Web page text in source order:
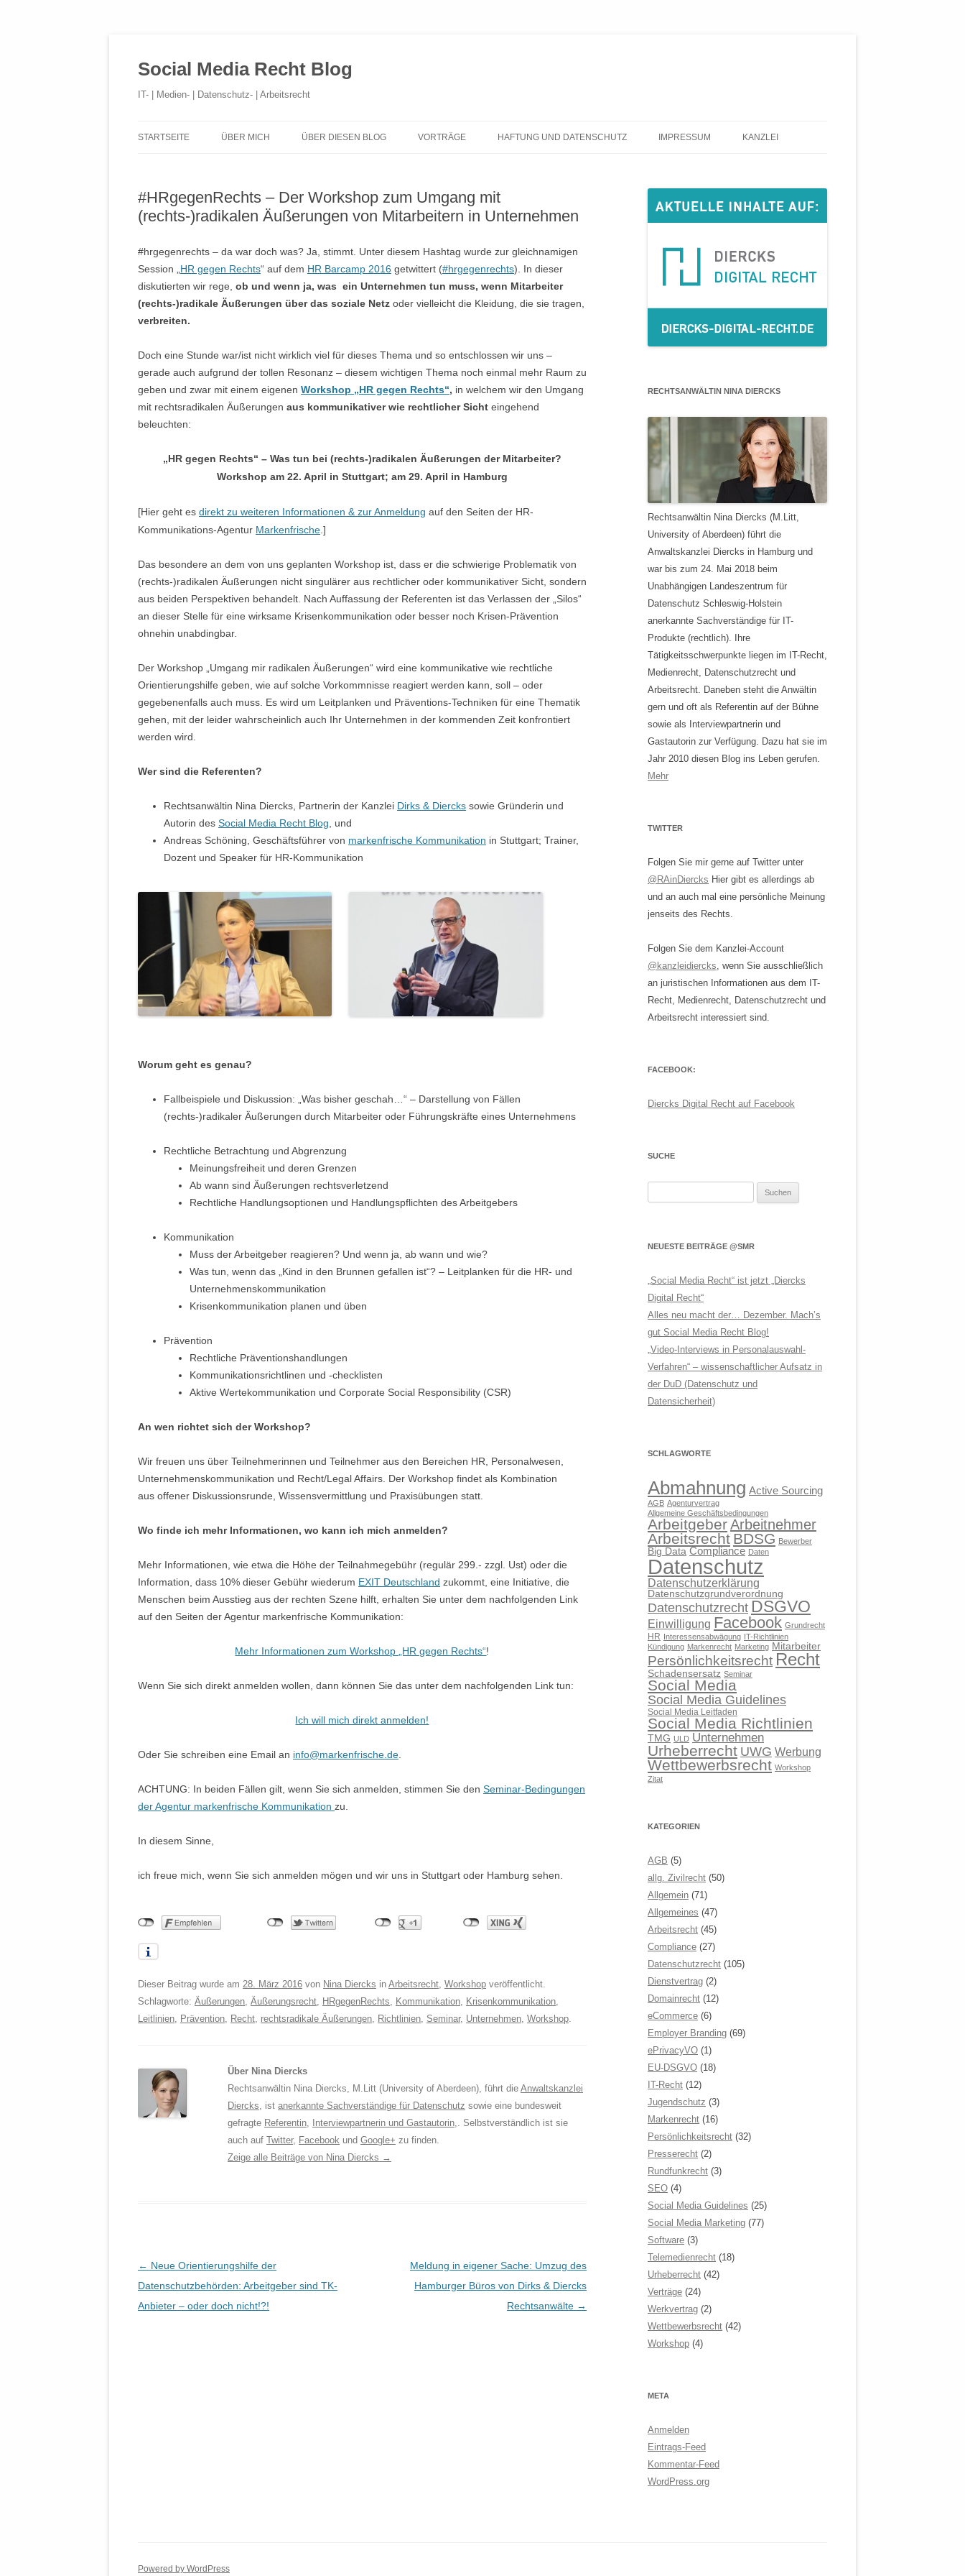
Social Media Recht Blog
IT- | Medien- | Datenschutz- | Arbeitsrecht
Inhalt
STARTSEITE ÜBER MICH ÜBER DIESEN BLOG VORTRÄGE HAFTUNG UND DATENSCHUTZ IMPRESSUM KANZLEI
#HRgegenRechts – Der Workshop zum Umgang mit
(rechts-)radikalen Äußerungen von Mitarbeitern in Unternehmen
#hrgegenrechts – da war doch was? Ja, stimmt. Unter diesem Hashtag wurde zur gleichnamigen
Session „ HR gegen Rechts“ auf dem HR Barcamp 2016 getwittert (#hrgegenrechts). In dieser
diskutierten wir rege, ob und wenn ja, was ein Unternehmen tun muss, wenn Mitarbeiter
(rechts-)radikale Äußerungen über das soziale Netz oder vielleicht die Kleidung, die sie tragen,
verbreiten.
Doch eine Stunde war/ist nicht wirklich viel für dieses Thema und so entschlossen wir uns –
gerade auch aufgrund der tollen Resonanz – diesem wichtigen Thema noch einmal mehr Raum zu
geben und zwar mit einem eigenen Workshop „HR gegen Rechts“, in welchem wir den Umgang
mit rechtsradikalen Äußerungen aus kommunikativer wie rechtlicher Sicht eingehend
beleuchten:
„HR gegen Rechts“ – Was tun bei (rechts-)radikalen Äußerungen der Mitarbeiter?
Workshop am 22. April in Stuttgart; am 29. April in Hamburg
[Hier geht es direkt zu weiteren Informationen & zur Anmeldung auf den Seiten der HR-
Kommunikations-Agentur Markenfrische .]
Das besondere an dem von uns geplanten Workshop ist, dass er die schwierige Problematik von
(rechts-)radikalen Äußerungen nicht singulärer aus rechtlicher oder kommunikativer Sicht, sondern
aus beiden Perspektiven behandelt. Nach Auffassung der Referenten ist das Verlassen der „Silos“
an dieser Stelle für eine wirksame Krisenkommunikation oder besser noch Krisen-Prävention
ohnehin unabdingbar.
Der Workshop „Umgang mir radikalen Äußerungen“ wird eine kommunikative wie rechtliche
Orientierungshilfe geben, wie auf solche Vorkommnisse reagiert werden kann, soll – oder
gegebenenfalls auch muss. Es wird um Leitplanken und Präventions-Techniken für eine Thematik
gehen, mit der leider wahrscheinlich auch Ihr Unternehmen in der kommenden Zeit konfrontiert
werden wird.
Wer sind die Referenten?
Rechtsanwältin Nina Diercks, Partnerin der Kanzlei Dirks & Diercks sowie Gründerin und
Autorin des Social Media Recht Blog , und
Andreas Schöning, Geschäftsführer von markenfrische Kommunikation in Stuttgart; Trainer,
Dozent und Speaker für HR-Kommunikation
Worum geht es genau?
Fallbeispiele und Diskussion: „Was bisher geschah…“ – Darstellung von Fällen
(rechts-)radikaler Äußerungen durch Mitarbeiter oder Führungskräfte eines Unternehmens
Rechtliche Betrachtung und Abgrenzung
Meinungsfreiheit und deren Grenzen
Ab wann sind Äußerungen rechtsverletzend
Rechtliche Handlungsoptionen und Handlungspflichten des Arbeitgebers
Kommunikation
Muss der Arbeitgeber reagieren? Und wenn ja, ab wann und wie?
Was tun, wenn das „Kind in den Brunnen gefallen ist“? – Leitplanken für die HR- und
Unternehmenskommunikation
Krisenkommunikation planen und üben
Prävention
Rechtliche Präventionshandlungen
Kommunikationsrichtlinen und -checklisten
Aktive Wertekommunikation und Corporate Social Responsibility (CSR)
An wen richtet sich der Workshop?
Wir freuen uns über Teilnehmerinnen und Teilnehmer aus den Bereichen HR, Personalwesen,
Unternehmenskommunikation und Recht/Legal Affairs. Der Workshop findet als Kombination
aus offener Diskussionsrunde, Wissensvermittlung und Praxisübungen statt.
Wo finde ich mehr Informationen, wo kann ich mich anmelden?
Mehr Informationen, wie etwa die Höhe der Teilnahmegebühr (regulär 299.- zzgl. Ust) oder die
Information, dass 10% dieser Gebühr wiederum EXIT Deutschland zukommt, eine Initiative, die
Menschen beim Ausstieg aus der rechten Szene hilft, erhalten Sie unter dem nachfolgenden Link
auf den Seiten der Agentur markenfrische Kommunikation:
Mehr Informationen zum Workshop „HR gegen Rechts“!
Wenn Sie sich direkt anmelden wollen, dann können Sie das unter dem nachfolgenden Link tun:
Ich will mich direkt anmelden!
Oder Sie schreiben eine Email an info@markenfrische.de
ACHTUNG: In beiden Fällen gilt, wenn Sie sich anmelden, stimmen Sie den Seminar-Bedingungen
der Agentur markenfrische Kommunikation zu.
In diesem Sinne,
ich freue mich, wenn Sie sich anmelden mögen und wir uns in Stuttgart oder Hamburg sehen.
Dieser Beitrag wurde am 28. März 2016 von Nina Diercks in Arbeitsrecht, Workshop veröffentlicht.
Schlagworte: Äußerungen, Äußerungsrecht, HRgegenRechts, Kommunikation, Krisenkommunikation,
Leitlinien, Prävention, Recht, rechtsradikale Äußerungen, Richtlinien, Seminar, Unternehmen, Workshop.
Über Nina Diercks
Rechtsanwältin Nina Diercks, M.Litt (University of Aberdeen), führt die Anwaltskanzlei
Diercks, ist anerkannte Sachverständige für Datenschutz sowie eine bundesweit
gefragte Referentin, Interviewpartnerin und Gastautorin,. Selbstverständlich ist sie
auch auf Twitter, Facebook und Google+ zu finden.
Zeige alle Beiträge von Nina Diercks →
Beitrags-
Navigation
← Neue Orientierungshilfe der
Datenschutzbehörden: Arbeitgeber sind TK-
Anbieter – oder doch nicht!?!
Meldung in eigener Sache: Umzug des
Hamburger Büros von Dirks & Diercks
Rechtsanwälte →
RECHTSANWÄLTIN NINA DIERCKS
Rechtsanwältin Nina Diercks (M.Litt,
University of Aberdeen) führt die
Anwaltskanzlei Diercks in Hamburg und
war bis zum 24. Mai 2018 beim
Unabhängigen Landeszentrum für
Datenschutz Schleswig-Holstein
anerkannte Sachverständige für IT-
Produkte (rechtlich). Ihre
Tätigkeitsschwerpunkte liegen im IT-Recht,
Medienrecht, Datenschutzrecht und
Arbeitsrecht. Daneben steht die Anwältin
gern und oft als Referentin auf der Bühne
sowie als Interviewpartnerin und
Gastautorin zur Verfügung. Dazu hat sie im
Jahr 2010 diesen Blog ins Leben gerufen.
Mehr
TWITTER
Folgen Sie mir gerne auf Twitter unter
@RAinDiercks Hier gibt es allerdings ab
und an auch mal eine persönliche Meinung
jenseits des Rechts.
Folgen Sie dem Kanzlei-Account
@kanzleidiercks, wenn Sie ausschließlich
an juristischen Informationen aus dem IT-
Recht, Medienrecht, Datenschutzrecht und
Arbeitsrecht interessiert sind.
FACEBOOK:
Diercks Digital Recht auf Facebook
SUCHE
NEUESTE BEITRÄGE @SMR
„Social Media Recht“ ist jetzt „Diercks
Digital Recht“
Alles neu macht der… Dezember. Mach’s
gut Social Media Recht Blog!
„Video-Interviews in Personalauswahl-
Verfahren“ – wissenschaftlicher Aufsatz in
der DuD (Datenschutz und
Datensicherheit)
SCHLAGWORTE
Abmahnung Active Sourcing
AGB Agenturvertrag
Allgemeine Geschäftsbedingungen
ArbeitgeberArbeitnehmer
Arbeitsrecht BDSG Bewerber
Big Data Compliance Daten
Datenschutz
Datenschutzerklärung
Datenschutzgrundverordnung
Datenschutzrecht DSGVO
Einwilligung Facebook Grundrecht
HR Interessensabwägung IT-Richtlinien
Kündigung Markenrecht Marketing Mitarbeiter
Persönlichkeitsrecht Recht
Schadensersatz Seminar
Social Media
Social Media Guidelines
Social Media Leitfaden
Social Media Richtlinien
TMG ULD Unternehmen
Urheberrecht UWG Werbung
Wettbewerbsrecht Workshop
Zitat
KATEGORIEN
AGB (5)
allg. Zivilrecht (50)
Allgemein (71)
Allgemeines (47)
Arbeitsrecht (45)
Compliance (27)
Datenschutzrecht (105)
Dienstvertrag (2)
Domainrecht (12)
eCommerce (6)
Employer Branding (69)
ePrivacyVO (1)
EU-DSGVO (18)
IT-Recht (12)
Jugendschutz (3)
Markenrecht (16)
Persönlichkeitsrecht (32)
Presserecht (2)
Rundfunkrecht (3)
SEO (4)
Social Media Guidelines (25)
Social Media Marketing (77)
Software (3)
Telemedienrecht (18)
Urheberrecht (42)
Verträge (24)
Werkvertrag (2)
Wettbewerbsrecht (42)
Workshop (4)
META
Anmelden
Eintrags-Feed
Kommentar-Feed
WordPress.org
Powered by WordPress